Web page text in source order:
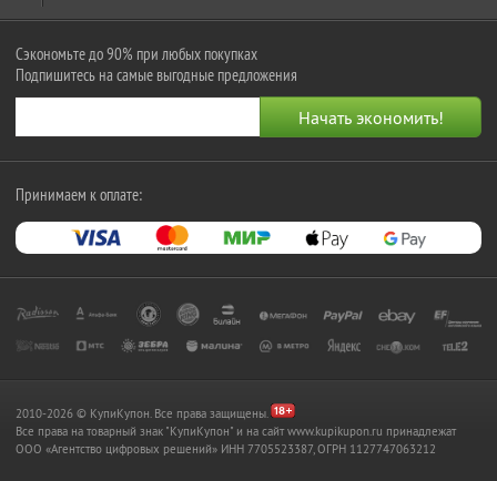
Сэкономьте до 90% при любых покупках
Подпишитесь на самые выгодные предложения
Принимаем к оплате:
2010-2026 © КупиКупон. Все права защищены.
Все права на товарный знак "КупиКупон" и на сайт www.kupikupon.ru принадлежат
OOO «Агентство цифровых решений» ИНН 7705523387, ОГРН 1127747063212